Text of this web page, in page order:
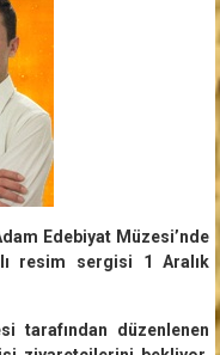
Edebiyat Müzesi’nde
resim sergisi 1 Aralık
tarafından düzenlenen